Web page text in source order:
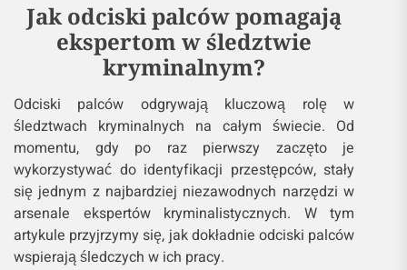
Jak odciski palców pomagają
ekspertom w śledztwie
kryminalnym?
Odciski palców odgrywają kluczową rolę w
śledztwach kryminalnych na całym świecie. Od
momentu, gdy po raz pierwszy zaczęto je
wykorzystywać do identyfikacji przestępców, stały
się jednym z najbardziej niezawodnych narzędzi w
arsenale ekspertów kryminalistycznych. W tym
artykule przyjrzymy się, jak dokładnie odciski palców
wspierają śledczych w ich pracy.